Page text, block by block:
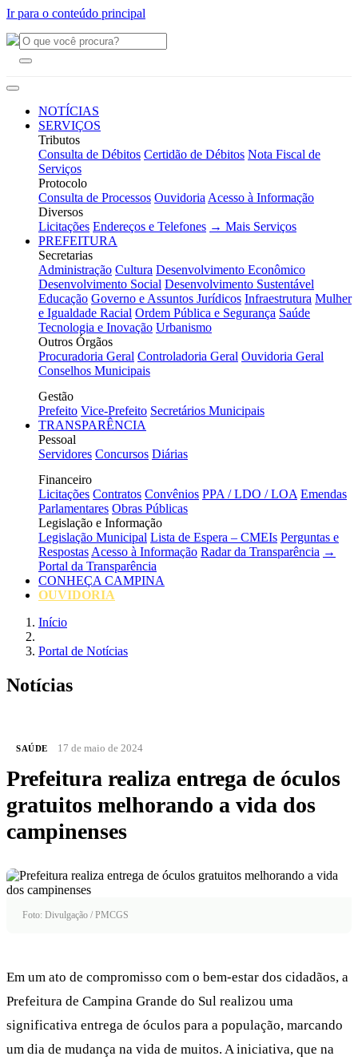
Ir para o conteúdo principal
NOTÍCIAS
SERVIÇOS
Tributos
Consulta de Débitos Certidão de Débitos Nota Fiscal de
Serviços
Protocolo
Consulta de Processos Ouvidoria Acesso à Informação
Diversos
Licitações Endereços e Telefones → Mais Serviços
PREFEITURA
Secretarias
Administração Cultura Desenvolvimento Econômico
Desenvolvimento Social Desenvolvimento Sustentável
Educação Governo e Assuntos Jurídicos Infraestrutura Mulher
e Igualdade Racial Ordem Pública e Segurança Saúde
Tecnologia e Inovação Urbanismo
Outros Órgãos
Procuradoria Geral Controladoria Geral Ouvidoria Geral
Conselhos Municipais
Gestão
Prefeito Vice-Prefeito Secretários Municipais
TRANSPARÊNCIA
Pessoal
Servidores Concursos Diárias
Financeiro
Licitações Contratos Convênios PPA / LDO / LOA Emendas
Parlamentares Obras Públicas
Legislação e Informação
Legislação Municipal Lista de Espera – CMEIs Perguntas e
Respostas Acesso à Informação Radar da Transparência →
Portal da Transparência
CONHEÇA CAMPINA
OUVIDORIA
Início
Portal de Notícias
Notícias
SAÚDE 17 de maio de 2024
Prefeitura realiza entrega de óculos
gratuitos melhorando a vida dos
campinenses
Foto: Divulgação / PMCGS
Em um ato de compromisso com o bem-estar dos cidadãos, a
Prefeitura de Campina Grande do Sul realizou uma
significativa entrega de óculos para a população, marcando
um dia de mudança na vida de muitos. A iniciativa, que na